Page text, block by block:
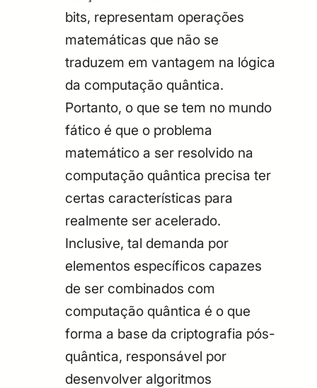
bits, representam operações
matemáticas que não se
traduzem em vantagem na lógica
da computação quântica.
Portanto, o que se tem no mundo
fático é que o problema
matemático a ser resolvido na
computação quântica precisa ter
certas características para
realmente ser acelerado.
Inclusive, tal demanda por
elementos específicos capazes
de ser combinados com
computação quântica é o que
forma a base da criptografia pós-
quântica, responsável por
desenvolver algoritmos